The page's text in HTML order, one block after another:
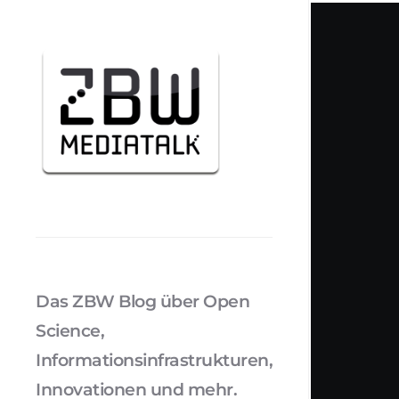
Das ZBW Blog über Open
Science,
Informationsinfrastrukturen,
Innovationen und mehr.